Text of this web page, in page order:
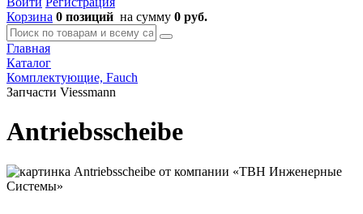
Корзина 0 позиций на сумму 0 руб.
Главная
Каталог
Комплектующие, Fauch
Запчасти Viessmann
Antriebsscheibe